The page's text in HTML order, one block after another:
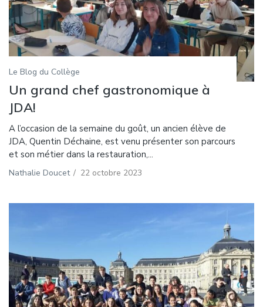
Le Blog du Collège
Un grand chef gastronomique à
JDA!
A l’occasion de la semaine du goût, un ancien élève de
JDA, Quentin Déchaine, est venu présenter son parcours
et son métier dans la restauration,...
Nathalie Doucet / 22 octobre 2023